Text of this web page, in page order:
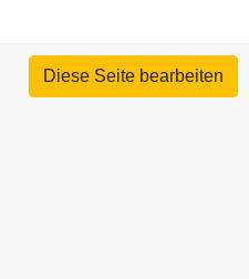
Diese Seite bearbeiten